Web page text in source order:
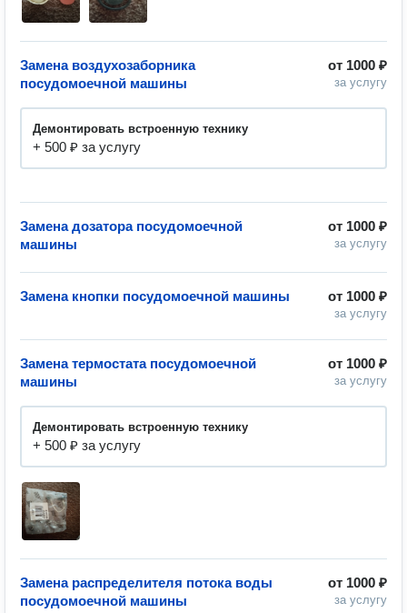
от 1000 ₽
за услугу
Замена воздухозаборника
посудомоечной машины
Демонтировать встроенную технику
+ 500 ₽ за услугу
от 1000 ₽
за услугу
Замена дозатора посудомоечной
машины
от 1000 ₽
за услугу
Замена кнопки посудомоечной машины
от 1000 ₽
за услугу
Замена термостата посудомоечной
машины
Демонтировать встроенную технику
+ 500 ₽ за услугу
от 1000 ₽
за услугу
Замена распределителя потока воды
посудомоечной машины